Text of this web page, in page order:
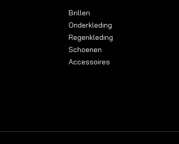
Brillen
Onderkleding
Regenkleding
Schoenen
Accessoires